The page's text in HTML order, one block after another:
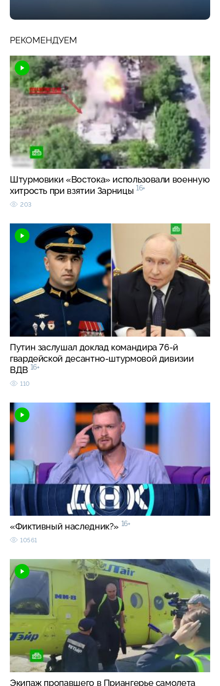
РЕКОМЕНДУЕМ
Штурмовики «Востока» использовали военную
хитрость при взятии Зарницы 16+
203
Путин заслушал доклад командира 76-й
гвардейской десантно-штурмовой дивизии
ВДВ 16+
110
«Фиктивный наследник?» 16+
10561
Экипаж пропавшего в Приангерье самолета